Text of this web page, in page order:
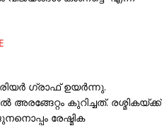
ഗ്രാഫ് ഉയർന്നു.
കുറിച്ചത്. രശ്മികയ്ക്ക്
രേഷ്മിക